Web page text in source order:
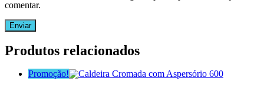
comentar.
Produtos relacionados
Promoção!